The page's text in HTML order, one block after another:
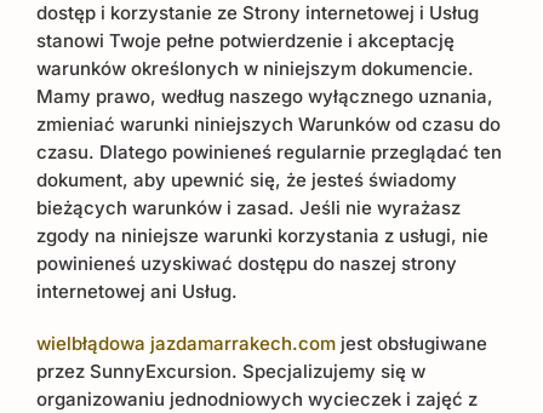
dostęp i korzystanie ze Strony internetowej i Usług
stanowi Twoje pełne potwierdzenie i akceptację
warunków określonych w niniejszym dokumencie.
Mamy prawo, według naszego wyłącznego uznania,
zmieniać warunki niniejszych Warunków od czasu do
czasu. Dlatego powinieneś regularnie przeglądać ten
dokument, aby upewnić się, że jesteś świadomy
bieżących warunków i zasad. Jeśli nie wyrażasz
zgody na niniejsze warunki korzystania z usługi, nie
powinieneś uzyskiwać dostępu do naszej strony
internetowej ani Usług.
wielbłądowa jazdamarrakech.com jest obsługiwane
przez SunnyExcursion. Specjalizujemy się w
organizowaniu jednodniowych wycieczek i zajęć z